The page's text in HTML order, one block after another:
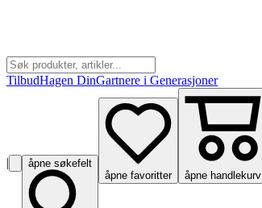
TilbudHagen DinGartnere i Generasjoner
|
åpne søkefelt
åpne favoritter
åpne handlekurv